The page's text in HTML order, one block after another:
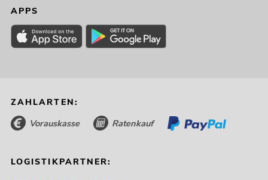
APPS
ZAHLARTEN:
Vorauskasse Ratenkauf
LOGISTIKPARTNER: